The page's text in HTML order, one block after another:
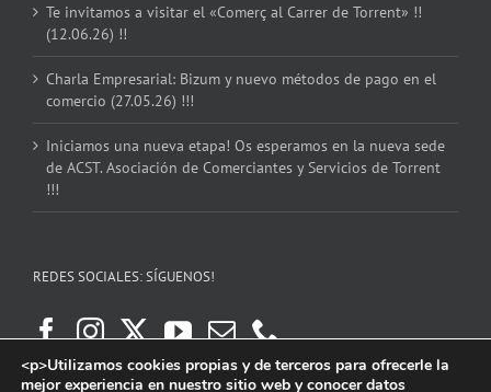
Te invitamos a visitar el «Comerç al Carrer de Torrent» !!
(12.06.26) !!
Charla Empresarial: Bizum y nuevo métodos de pago en el
comercio (27.05.26) !!!
Iniciamos una nueva etapa! Os esperamos en la nueva sede
de ACST. Asociación de Comerciantes y Servicios de Torrent
!!!
REDES SOCIALES: SÍGUENOS!
<p>Utilizamos cookies propias y de terceros para ofrecerle la
mejor experiencia en nuestro sitio web y conocer datos